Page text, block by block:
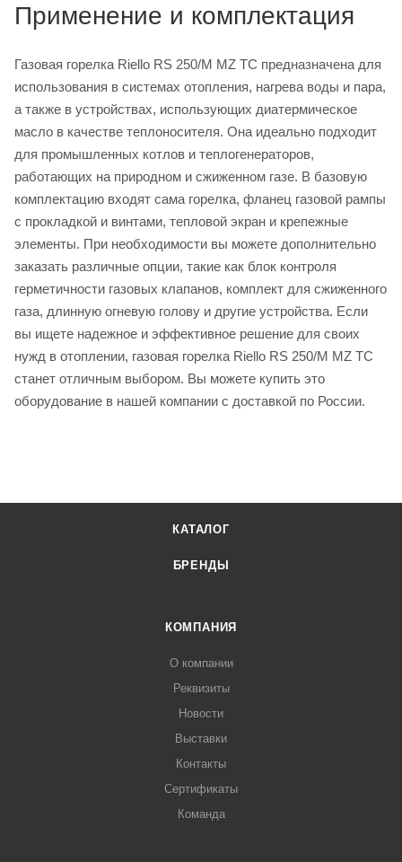
Применение и комплектация
Газовая горелка Riello RS 250/M MZ TC предназначена для
использования в системах отопления, нагрева воды и пара,
а также в устройствах, использующих диатермическое
масло в качестве теплоносителя. Она идеально подходит
для промышленных котлов и теплогенераторов,
работающих на природном и сжиженном газе. В базовую
комплектацию входят сама горелка, фланец газовой рампы
с прокладкой и винтами, тепловой экран и крепежные
элементы. При необходимости вы можете дополнительно
заказать различные опции, такие как блок контроля
герметичности газовых клапанов, комплект для сжиженного
газа, длинную огневую голову и другие устройства. Если
вы ищете надежное и эффективное решение для своих
нужд в отоплении, газовая горелка Riello RS 250/M MZ TC
станет отличным выбором. Вы можете купить это
оборудование в нашей компании с доставкой по России.
КАТАЛОГ
БРЕНДЫ
КОМПАНИЯ
О компании
Реквизиты
Новости
Выставки
Контакты
Сертификаты
Команда